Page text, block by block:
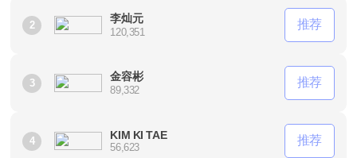
2
李灿元
120,351
推荐
3
金容彬
89,332
推荐
4 KIM KI TAE
56,623
推荐